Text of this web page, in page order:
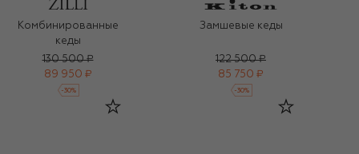
Комбинированные
кеды
130 500 ₽
89 950 ₽
-30%
Замшевые кеды
122 500 ₽
85 750 ₽
-30%